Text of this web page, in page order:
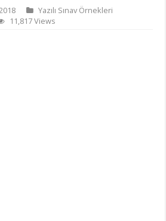
Yazılı Sınav Örnekleri
11,817 Views